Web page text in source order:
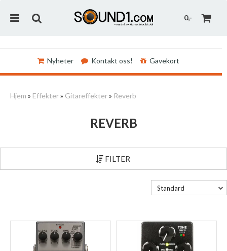
0,-
Nyheter Kontakt oss! Gavekort
Hjem » Effekter» Gitareffekter» Reverb
REVERB
FILTER
Standard